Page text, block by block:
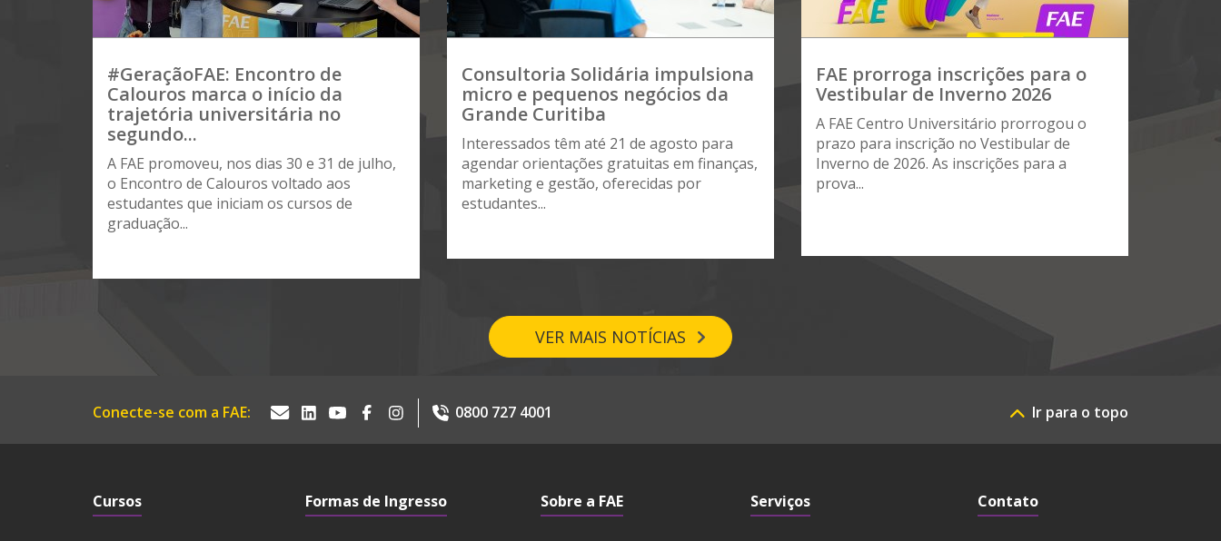
#GeraçãoFAE: Encontro de
Calouros marca o início da
trajetória universitária no
segundo...
A FAE promoveu, nos dias 30 e 31 de julho,
o Encontro de Calouros voltado aos
estudantes que iniciam os cursos de
graduação...
Consultoria Solidária impulsiona
micro e pequenos negócios da
Grande Curitiba
Interessados têm até 21 de agosto para
agendar orientações gratuitas em finanças,
marketing e gestão, oferecidas por
estudantes...
FAE prorroga inscrições para o
Vestibular de Inverno 2026
A FAE Centro Universitário prorrogou o
prazo para inscrição no Vestibular de
Inverno de 2026. As inscrições para a
prova...
VER MAIS NOTÍCIAS
Conecte-se com a FAE: 0800 727 4001 Ir para o topo
Cursos Formas de Ingresso Sobre a FAE Serviços Contato